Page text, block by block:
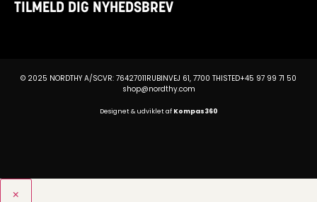
TILMELD DIG NYHEDSBREV
© 2025 NORDTHY A/SCVR: 76427011RUBINVEJ 61, 7700 THISTED+45 97 99 71 50
shop@nordthy.com
Designet & udviklet af Kompas360
×